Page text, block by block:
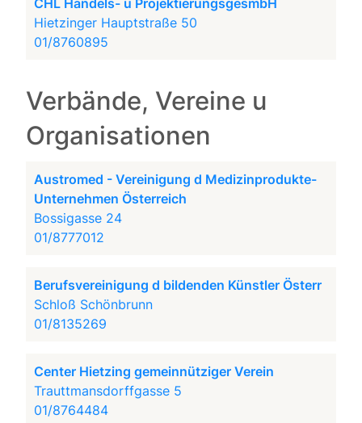
CHL Handels- u ProjektierungsgesmbH
Hietzinger Hauptstraße 50
01/8760895
Verbände, Vereine u
Organisationen
Austromed - Vereinigung d Medizinprodukte-
Unternehmen Österreich
Bossigasse 24
01/8777012
Berufsvereinigung d bildenden Künstler Österr
Schloß Schönbrunn
01/8135269
Center Hietzing gemeinnütziger Verein
Trauttmansdorffgasse 5
01/8764484